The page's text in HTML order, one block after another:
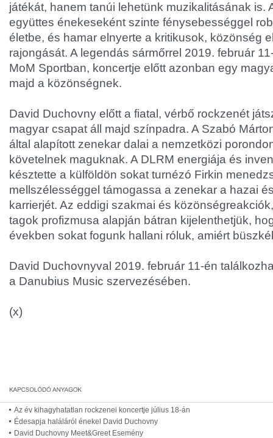
játékát, hanem tanúi lehetünk muzikalitásának is.
együttes énekeseként szinte fénysebességgel
életbe, és hamar elnyerte a kritikusok, közönség
rajongását. A legendás sármőrrel 2019. február
MoM Sportban, koncertje előtt azonban egy
majd a közönségnek.
David Duchovny előtt a fiatal, vérbő rockzenét
magyar csapat áll majd színpadra. A Szabó
által alapított zenekar dalai a nemzetközi
követelnek maguknak. A DLRM energiája és
késztette a külföldön sokat turnézó Firkin
mellszélességgel támogassa a zenekar a hazai
karrierjét. Az eddigi szakmai és
tagok profizmusa alapján bátran kijelenthetjük,
években sokat fogunk hallani róluk, amiért
David Duchovnyval 2019. február 11-én
a Danubius Music szervezésében.
(x)
Az év kihagyhatatlan rockzenei koncertje július 18-án
Édesapja haláláról énekel David Duchovny
David Duchovny Meet&Greet Esemény